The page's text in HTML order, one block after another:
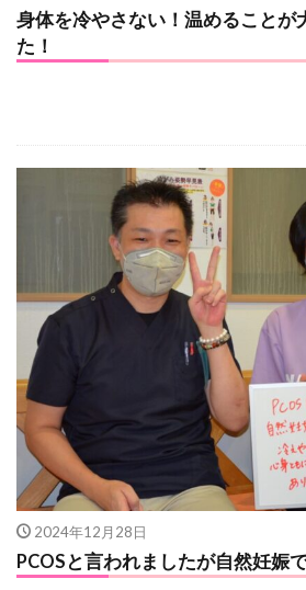
身体を冷やさない！温めることが
た！
2024年12月28日
PCOSと言われましたが自然妊娠